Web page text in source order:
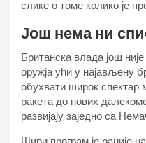
слике о томе колико је
Још нема ни
Британска влада још
оружја ући у најављену
обухвати широк спектар
ракета до нових
развијају заједно са